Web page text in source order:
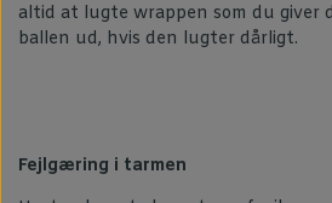
altid at lugte wrappen som du giver
ballen ud, hvis den lugter dårligt.
Fejlgæring i tarmen